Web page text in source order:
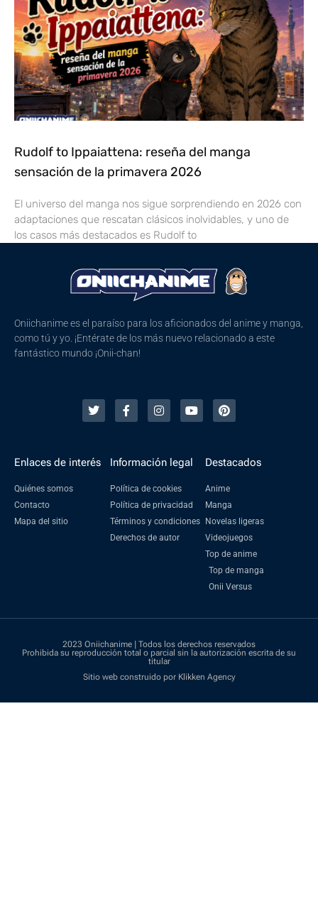
Rudolf to Ippaiattena: reseña del manga
sensación de la primavera 2026
El universo del manga nos sigue sorprendiendo en 2026 con
adaptaciones que rescatan clásicos inolvidables, y uno de
los casos más destacados es Rudolf to
Oniichanime es el paraíso para los aficionados del anime y manga,
como tú y yo. ¡Entérate de los más nuevo relacionado a este
fantástico mundo ¡Onii-chan!
Enlaces de interés
Quiénes somos
Contacto
Mapa del sitio
Información legal
Política de cookies
Política de privacidad
Términos y condiciones
Derechos de autor
Destacados
Anime
Manga
Novelas ligeras
Videojuegos
Top de anime
Top de manga
Onii Versus
2023 Oniichanime | Todos los derechos reservados
Prohibida su reproducción total o parcial sin la autorización escrita de su
titular
Sitio web construido por Klikken Agency